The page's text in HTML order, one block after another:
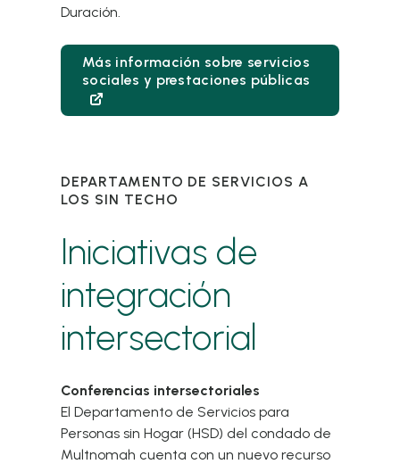
Duración.
Más información sobre servicios
sociales y prestaciones públicas
DEPARTAMENTO DE SERVICIOS A
LOS SIN TECHO
Iniciativas de
integración
intersectorial
Conferencias intersectoriales
El Departamento de Servicios para
Personas sin Hogar (HSD) del condado de
Multnomah cuenta con un nuevo recurso